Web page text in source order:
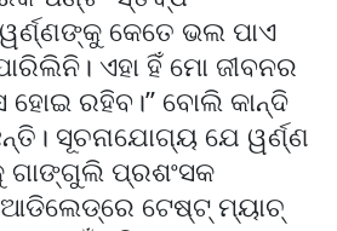
କେତେ ଭଲ ପାଏ
ଏହା ହିଁ ମୋ ଜୀବନର
ରହିବ।’’ ବୋଲି କାନ୍ଦି
ସୂଚନାଯୋଗ୍ୟ ଯେ ୱର୍ଣ୍ଣ
ଗାଙ୍ଗୁଲି ପ୍ରଶଂସକ
ଟେଷ୍ଟ୍ ମ୍ୟାଚ୍